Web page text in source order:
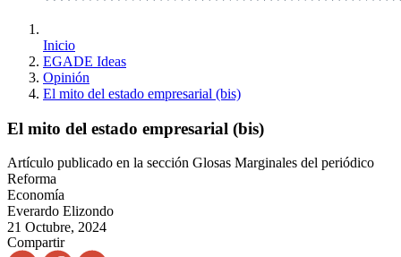
Inicio
EGADE Ideas
Opinión
El mito del estado empresarial (bis)
El mito del estado empresarial (bis)
Artículo publicado en la sección Glosas Marginales del periódico
Reforma
Economía
Everardo Elizondo
21 Octubre, 2024
Compartir